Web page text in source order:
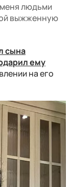
людьми
выжженную
сына
ему
на его